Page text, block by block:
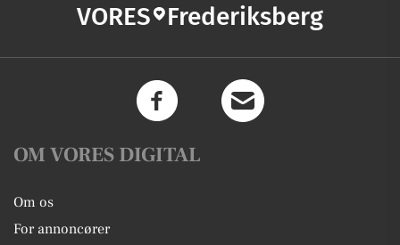
VORES Frederiksberg
OM VORES DIGITAL
Om os
For annoncører